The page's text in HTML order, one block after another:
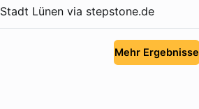
Stadt Lünen via stepstone.de
Mehr Ergebnisse